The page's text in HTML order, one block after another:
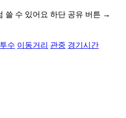
쓸 수 있어요 하단 공유 버튼 →
투수 이동거리 관중 경기시간